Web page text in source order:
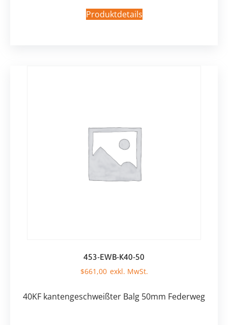
Produktdetails
453-EWB-K40-50
$661,00
40KF kantengeschweißter Balg 50mm Federweg